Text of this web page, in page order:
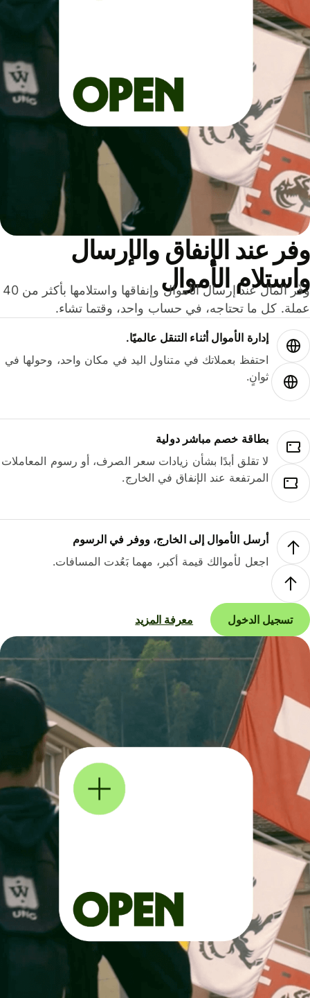
عند الإنفاق والإرسال
الأموال
وفّر المال عند إرسال الأموال وإنفاقها واستلامها بأكثر من 40
كل ما تحتاجه، في حساب واحد، وقتما تشاء.
إدارة الأموال أثناء التنقل عالميًا.
احتفظ بعملاتك في متناول اليد في مكان واحد، وحولها في
ثوانٍ.
بطاقة خصم مباشر دولية
لا تقلق أبدًا بشأن زيادات سعر الصرف، أو رسوم المعاملات
المرتفعة عند الإنفاق في الخارج.
أرسل الأموال إلى الخارج، ووفر في الرسوم
اجعل لأموالك قيمة أكبر، مهما بَعُدت المسافات.
تسجيل الدخول معرفة المزيد